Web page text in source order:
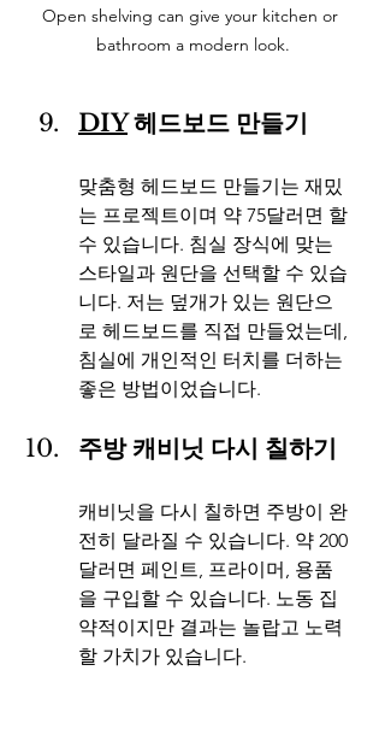
Open shelving can give your kitchen or
bathroom a modern look.
DIY 헤드보드 만들기
맞춤형 헤드보드 만들기는 재밌
는 프로젝트이며 약 75달러면 할
수 있습니다. 침실 장식에 맞는
스타일과 원단을 선택할 수 있습
니다. 저는 덮개가 있는 원단으
로 헤드보드를 직접 만들었는데,
침실에 개인적인 터치를 더하는
좋은 방법이었습니다.
주방 캐비닛 다시 칠하기
캐비닛을 다시 칠하면 주방이 완
전히 달라질 수 있습니다. 약 200
달러면 페인트, 프라이머, 용품
을 구입할 수 있습니다. 노동 집
약적이지만 결과는 놀랍고 노력
할 가치가 있습니다.